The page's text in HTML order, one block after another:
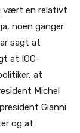
vært en relativt
noen ganger
sagt at
at IOC-
at
Michel
Gianni
og at